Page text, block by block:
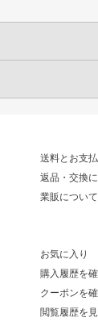
送料とお支
返品・交換
業販について
お気に入り
購入履歴を
クーポンを
閲覧履歴を
アリスト
ソアラ
アルテッツァ
ワンビア
レーシング
アタックラ
ストリームラ